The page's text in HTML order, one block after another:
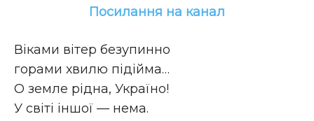
Посилання на канал
Віками вітер безупинно
горами хвилю підійма…
О земле рідна, Україно!
У світі іншої — нема.